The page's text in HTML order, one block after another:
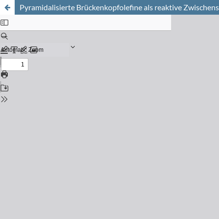
Pyramidalisierte Brückenkopfolefine als reaktive